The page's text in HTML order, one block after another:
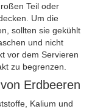
Teil oder
Um die
sollten sie gekühlt
und nicht
vor dem Servieren
zu begrenzen.
Erdbeeren
Kalium und